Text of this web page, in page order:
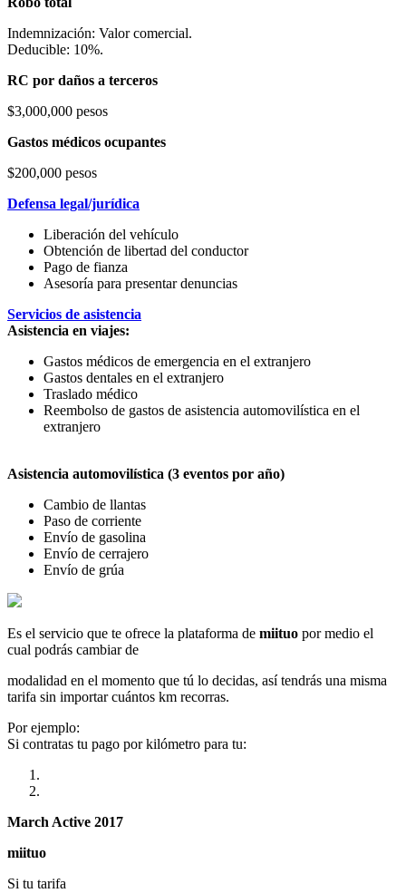
Indemnización: Valor comercial.
Deducible: 10%.
RC por daños a terceros
$3,000,000 pesos
Gastos médicos ocupantes
$200,000 pesos
Defensa legal/jurídica
Liberación del vehículo
Obtención de libertad del conductor
Pago de fianza
Asesoría para presentar denuncias
Servicios de asistencia
Asistencia en viajes:
Gastos médicos de emergencia en el extranjero
Gastos dentales en el extranjero
Traslado médico
Reembolso de gastos de asistencia automovilística en el
extranjero
Asistencia automovilística (3 eventos por año)
Cambio de llantas
Paso de corriente
Envío de gasolina
Envío de cerrajero
Envío de grúa
Es el servicio que te ofrece la plataforma de miituo por medio el
cual podrás cambiar de
modalidad en el momento que tú lo decidas, así tendrás una misma
tarifa sin importar cuántos km recorras.
Por ejemplo:
Si contratas tu pago por kilómetro para tu:
March Active 2017
miituo
Si tu tarifa